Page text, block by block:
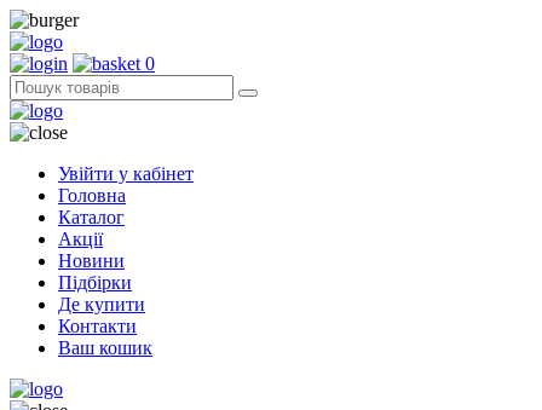
0
Увійти у кабінет
Головна
Каталог
Акції
Новини
Підбірки
Де купити
Контакти
Ваш кошик